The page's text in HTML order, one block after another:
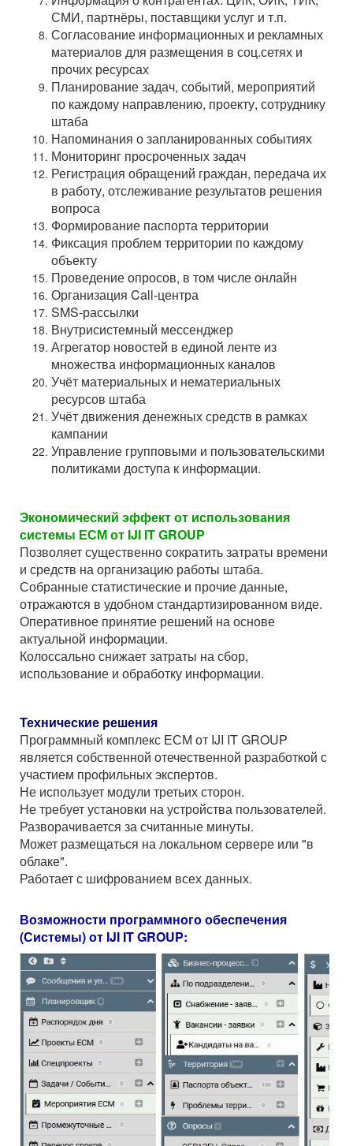
СМИ, партнёры, поставщики услуг и т.п.
Согласование информационных и рекламных
материалов для размещения в соц.сетях и
прочих ресурсах
Планирование задач, событий, мероприятий
по каждому направлению, проекту, сотруднику
штаба
Напоминания о запланированных событиях
Мониторинг просроченных задач
Регистрация обращений граждан, передача их
в работу, отслеживание результатов решения
вопроса
Формирование паспорта территории
Фиксация проблем территории по каждому
объекту
Проведение опросов, в том числе онлайн
Организация Call-центра
SMS-рассылки
Внутрисистемный мессенджер
Агрегатор новостей в единой ленте из
множества информационных каналов
Учёт материальных и нематериальных
ресурсов штаба
Учёт движения денежных средств в рамках
кампании
Управление групповыми и пользовательскими
политиками доступа к информации.
Экономический эффект от использования
системы ЕСМ от IJI IT GROUP
Позволяет существенно сократить затраты времени
и средств на организацию работы штаба.
Собранные статистические и прочие данные,
отражаются в удобном стандартизированном виде.
Оперативное принятие решений на основе
актуальной информации.
Колоссально снижает затраты на сбор,
использование и обработку информации.
Технические решения
Программный комплекс ЕСМ от IJI IT GROUP
является собственной отечественной разработкой с
участием профильных экспертов.
Не использует модули третьих сторон.
Не требует установки на устройства пользователей.
Разворачивается за считанные минуты.
Может размещаться на локальном сервере или "в
облаке".
Работает с шифрованием всех данных.
Возможности программного обеспечения
(Системы) от IJI IT GROUP: